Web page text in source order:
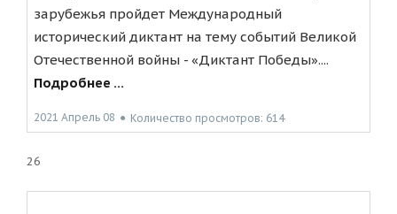
зарубежья пройдет Международный
исторический диктант на тему событий Великой
Отечественной войны - «Диктант Победы»....
Подробнее ...
2021 Апрель 08 ● Количество просмотров: 614
26